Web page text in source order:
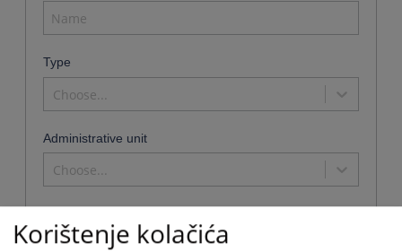
Type
Choose...
Administrative unit
Choose...
Korištenje kolačića